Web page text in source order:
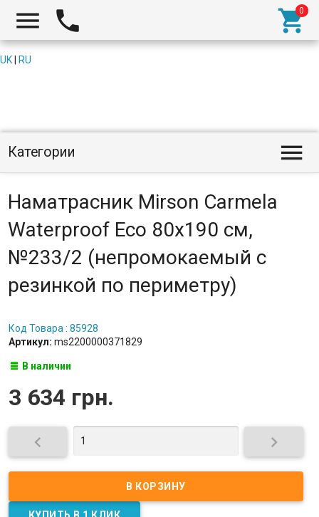
  
UK RU
Категории 
Наматрасник Mirson Carmela
Waterproof Eco 80x190 см,
№233/2 (непромокаемый с
резинкой по периметру)
Код Товара : 85928
Артикул: ms2200000371829
В наличии
3 634 грн.
 